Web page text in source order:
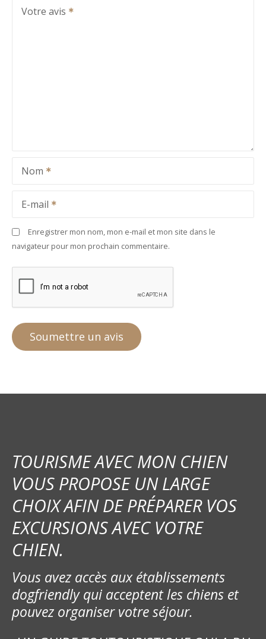
Votre avis
Nom
E-mail
Enregistrer mon nom, mon e-mail et mon site dans le
navigateur pour mon prochain commentaire.
TOURISME AVEC MON CHIEN
VOUS PROPOSE UN LARGE
CHOIX AFIN DE PRÉPARER VOS
EXCURSIONS AVEC VOTRE
CHIEN.
Vous avez accès aux établissements
dogfriendly qui acceptent les chiens et
pouvez organiser votre séjour.